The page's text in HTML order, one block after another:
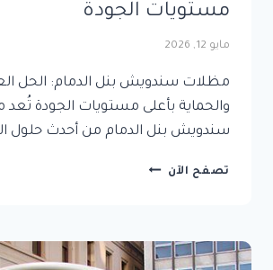
مستويات الجودة
مايو 12, 2026
مظلات سندويش بنل الدمام: الحل
والحماية بأعلى مستويات الجودة
سندويش بنل الدمام من أحدث حلول
تصفح الآن مظلات
الحل
العصري